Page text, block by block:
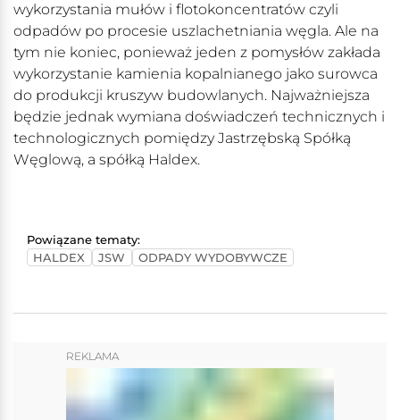
wykorzystania mułów i flotokoncentratów czyli
odpadów po procesie uszlachetniania węgla. Ale na
tym nie koniec, ponieważ jeden z pomysłów zakłada
wykorzystanie kamienia kopalnianego jako surowca
do produkcji kruszyw budowlanych. Najważniejsza
będzie jednak wymiana doświadczeń technicznych i
technologicznych pomiędzy Jastrzębską Spółką
Węglową, a spółką Haldex.
Powiązane tematy:
HALDEX
JSW ODPADY WYDOBYWCZE
REKLAMA